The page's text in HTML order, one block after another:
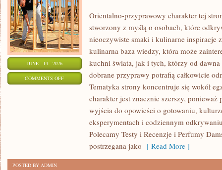
JUNE - 14 - 2026
COMMENTS OFFON
PERFUMERYJNE
Orientalno-przyprawowy charakter tej
stworzony z myślą o osobach, które
nieoczywiste smaki i kulinarne inspiracje
kulinarna baza wiedzy, która może
kuchni świata, jak i tych, którzy od
dobrane przyprawy potrafią całkowicie
Tematyka strony koncentruje się wokół
charakter jest znacznie szerszy,
wyjścia do opowieści o gotowaniu,
eksperymentach i codziennym
Polecamy Testy i Recenzje i Perfumy
postrzegana jako [ Read More ]
POSTED BY ADMIN